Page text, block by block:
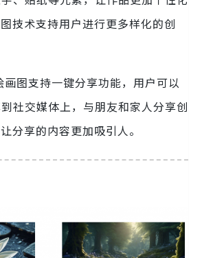
技术支持用户进行更多样化的创
图支持一键分享功能，用户可以
社交媒体上，与朋友和家人分享创
分享的内容更加吸引人。